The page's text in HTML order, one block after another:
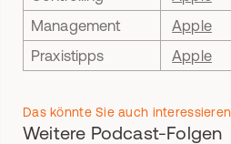
Management
Apple
Praxistipps
Apple
Das könnte Sie auch interessieren
Weitere Podcast-Folgen